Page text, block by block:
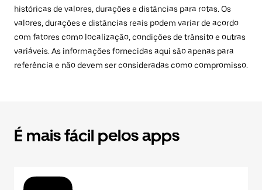
históricas de valores, durações e distâncias para rotas. Os
valores, durações e distâncias reais podem variar de acordo
com fatores como localização, condições de trânsito e outras
variáveis. As informações fornecidas aqui são apenas para
referência e não devem ser consideradas como compromisso.
É mais fácil pelos apps